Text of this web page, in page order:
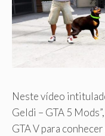
Neste vídeo
Geldi – GTA 5
GTA V para